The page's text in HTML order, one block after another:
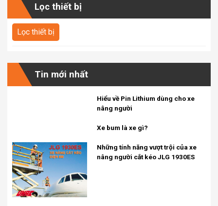
Lọc thiết bị
Tin mới nhất
Hiểu về Pin Lithium dùng cho xe
nâng người
Xe bum là xe gì?
Những tính năng vượt trội của xe
nâng người cắt kéo JLG 1930ES